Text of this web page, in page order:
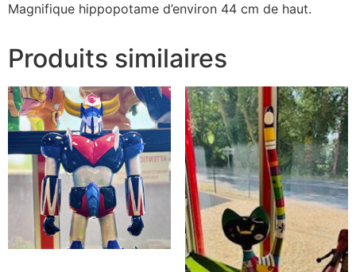
Magnifique hippopotame d’environ 44 cm de haut.
Produits similaires